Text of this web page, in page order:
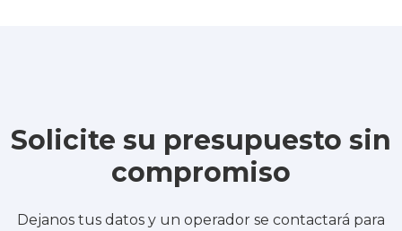
Solicite su presupuesto sin
compromiso
Dejanos tus datos y un operador se contactará para